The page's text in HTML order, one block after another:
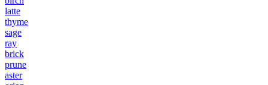
latte
thyme
sage
ray
brick
prune
aster